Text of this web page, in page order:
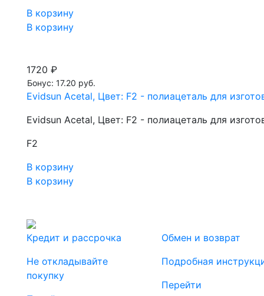
В корзину
В корзину
1720 ₽
Бонус: 17.20 руб.
Evidsun Acetal, Цвет: F2 - полиацеталь для
Evidsun Acetal, Цвет: F2 - полиацеталь для
F2
В корзину
В корзину
Кредит и рассрочка
Не откладывайте
покупку
Обмен и возврат
Подробная
Перейти